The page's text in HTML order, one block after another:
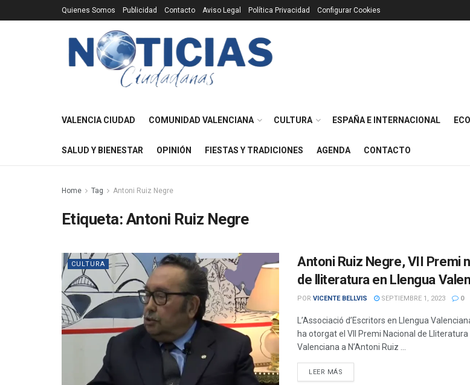
Quienes Somos Publicidad Contacto Aviso Legal Política Privacidad Configurar Cookies
VALENCIA CIUDAD COMUNIDAD VALENCIANA CULTURA ESPAÑA E INTERNACIONAL
SALUD Y BIENESTAR OPINIÓN FIESTAS Y TRADICIONES AGENDA CONTACTO
Home Tag Antoni Ruiz Negre
Etiqueta: Antoni Ruiz Negre
CULTURA
Antoni Ruiz Negre, VII Premi
de lliteratura en Llengua
POR VICENTE BELLVIS SEPTIEMBRE 1, 2023 0
L’Associació d’Escritors en Llengua
ha otorgat el VII Premi Nacional de Lliteratura
Valenciana a N’Antoni Ruiz ...
LEER MÁS